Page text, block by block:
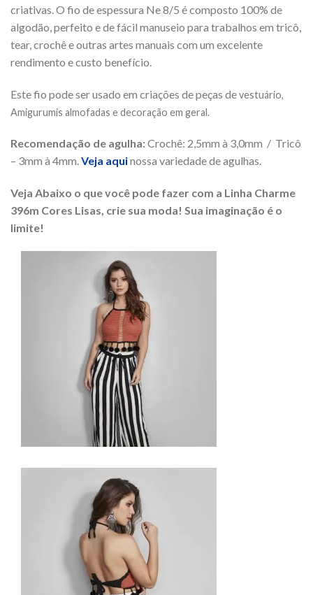
criativas. O fio de espessura Ne 8/5 é composto 100% de
algodão, perfeito e de fácil manuseio para trabalhos em tricô,
tear, crochê e outras artes manuais com um excelente
rendimento e custo benefício.
Este fio pode ser usado em criações de peças devestuário,
Amigurumis almofadas e decoração em geral.
Recomendação de agulha:Crochê: 2,5mm à 3,0mm / Tricô
– 3mm à 4mm.Veja aquinossa variedade de agulhas.
Veja Abaixo o que você pode fazer com a Linha Charme
396m Cores Lisas, crie sua moda! Sua imaginação é o
limite!